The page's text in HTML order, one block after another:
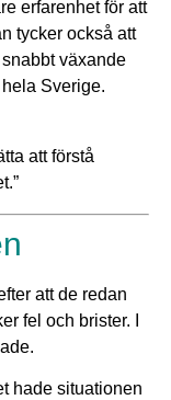
erfarenhet för att
tycker också att
växande
Sverige.
att förstå
att de redan
fel och brister. I
hade situationen